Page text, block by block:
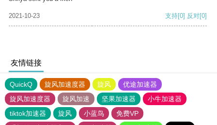
2021-10-23 支持[0] 反对[0]
友情链接
QuickQ 旋风加速度器 旋风
优途加速器
旋风加速度器
旋风加速 坚果加速器
小牛加速器
tiktok加速器
旋风 小蓝鸟
免费VP